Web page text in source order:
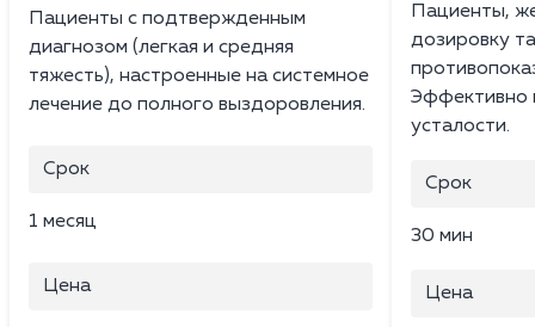
Пациенты с подтвержденным
диагнозом (легкая и средняя
тяжесть), настроенные на системное
лечение до полного выздоровления.
Срок
1 месяц
Цена
Пациенты,
дозировку
Эффективно
усталости.
Срок
30 мин
Цена